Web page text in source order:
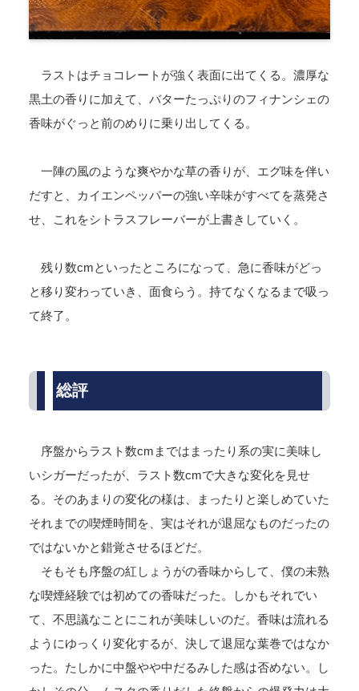
ラストはチョコレートが強く表面に出てくる。濃厚な
黒土の香りに加えて、バターたっぷりのフィナンシェの
香味がぐっと前のめりに乗り出してくる。
一陣の風のような爽やかな草の香りが、エグ味を伴い
だすと、カイエンペッパーの強い辛味がすべてを蒸発さ
せ、これをシトラスフレーバーが上書きしていく。
残り数cmといったところになって、急に香味がどっ
と移り変わっていき、面食らう。持てなくなるまで吸っ
て終了。
総評
序盤からラスト数cmまではまったり系の実に美味し
いシガーだったが、ラスト数cmで大きな変化を見せ
る。そのあまりの変化の様は、まったりと楽しめていた
それまでの喫煙時間を、実はそれが退屈なものだったの
ではないかと錯覚させるほどだ。
そもそも序盤の紅しょうがの香味からして、僕の未熟
な喫煙経験では初めての香味だった。しかもそれでい
て、不思議なことにこれが美味しいのだ。香味は流れる
ようにゆっくり変化するが、決して退屈な葉巻ではなか
った。たしかに中盤やや中だるみした感は否めない。し